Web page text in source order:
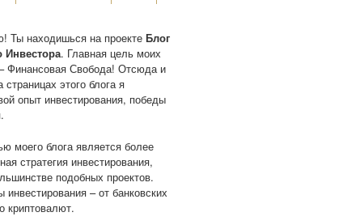
Ты находишься на проекте Блог
Инвестора. Главная цель моих
Финансовая Свобода! Отсюда и
страницах этого блога я
опыт инвестирования, победы
моего блога является более
стратегия инвестирования,
подобных проектов.
инвестирования – от банковских
криптовалют.